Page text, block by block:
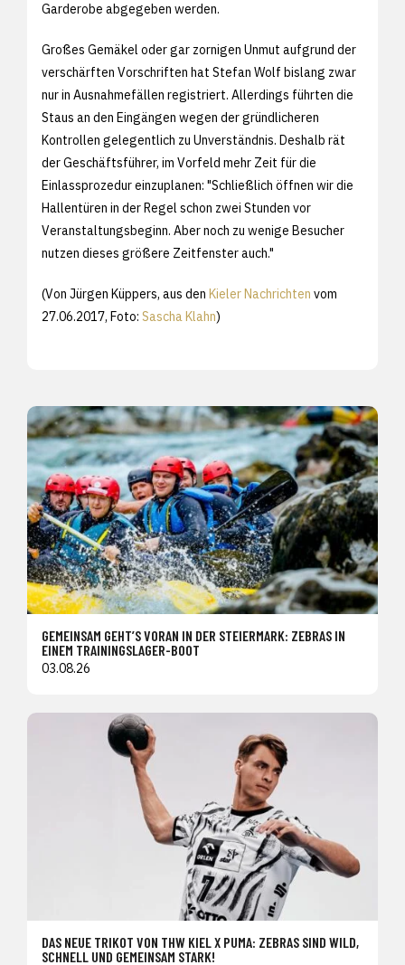
Garderobe abgegeben werden.
Großes Gemäkel oder gar zornigen Unmut aufgrund der
verschärften Vorschriften hat Stefan Wolf bislang zwar
nur in Ausnahmefällen registriert. Allerdings führten die
Staus an den Eingängen wegen der gründlicheren
Kontrollen gelegentlich zu Unverständnis. Deshalb rät
der Geschäftsführer, im Vorfeld mehr Zeit für die
Einlassprozedur einzuplanen: "Schließlich öffnen wir die
Hallentüren in der Regel schon zwei Stunden vor
Veranstaltungsbeginn. Aber noch zu wenige Besucher
nutzen dieses größere Zeitfenster auch."
(Von Jürgen Küppers, aus den Kieler Nachrichten vom
27.06.2017, Foto: Sascha Klahn)
GEMEINSAM GEHT’S VORAN IN DER STEIERMARK: ZEBRAS IN
EINEM TRAININGSLAGER-BOOT
03.08.26
DAS NEUE TRIKOT VON THW KIEL X PUMA: ZEBRAS SIND WILD,
SCHNELL UND GEMEINSAM STARK!